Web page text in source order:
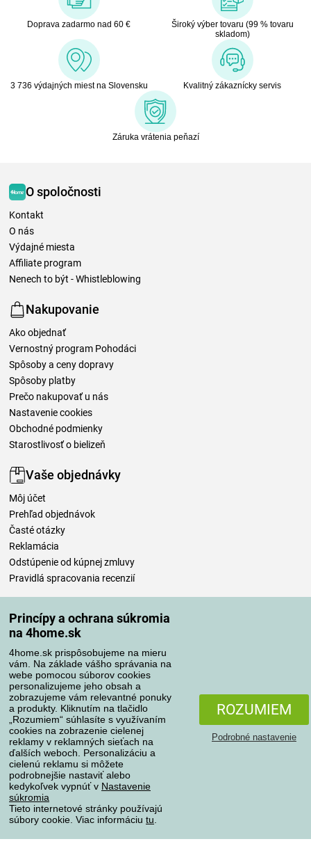
Princípy a ochrana súkromia
na 4home.sk
4home.sk prispôsobujeme na mieru
vám. Na základe vášho správania na
webe pomocou súborov cookies
personalizujeme jeho obsah a
zobrazujeme vám relevantné ponuky
a produkty. Kliknutím na tlačidlo
„Rozumiem“ súhlasíte s využívaním
cookies na zobrazenie cielenej
reklamy v reklamných sieťach na
ďalších weboch. Personalizáciu a
cielenú reklamu si môžete
podrobnejšie nastaviť alebo
kedykoľvek vypnúť v Nastavenie
súkromia
Tieto internetové stránky používajú
súbory cookie. Viac informáciu tu
ROZUMIEM
Podrobné nastavenie
Doprava zadarmo nad 60 €
Široký výber tovaru (99 % tovaru
skladom)
3 736 výdajných miest na Slovensku Kvalitný zákaznícky servis
Záruka vrátenia peňazí
O spoločnosti
Kontakt
O nás
Výdajné miesta
Affiliate program
Nenech to být - Whistleblowing
Nakupovanie
Ako objednať
Vernostný program Pohodáci
Spôsoby a ceny dopravy
Spôsoby platby
Prečo nakupovať u nás
Nastavenie cookies
Obchodné podmienky
Starostlivosť o bielizeň
Vaše objednávky
Môj účet
Prehľad objednávok
Časté otázky
Reklamácia
Odstúpenie od kúpnej zmluvy
Pravidlá spracovania recenzií
Spôsoby dopravy
Spôsoby platby
Spoľahlivý obchod